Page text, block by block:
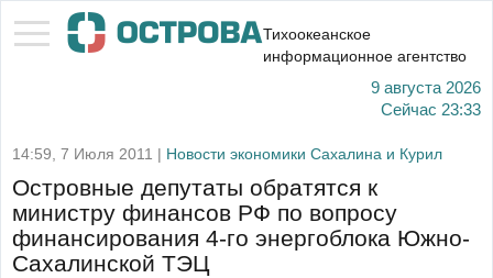
Тихоокеанское
информационное агентство
9 августа 2026
Сейчас 23:33
14:59, 7 Июля 2011 | Новости экономики Сахалина и Курил
Островные депутаты обратятся к
министру финансов РФ по вопросу
финансирования 4-го энергоблока Южно-
Сахалинской ТЭЦ